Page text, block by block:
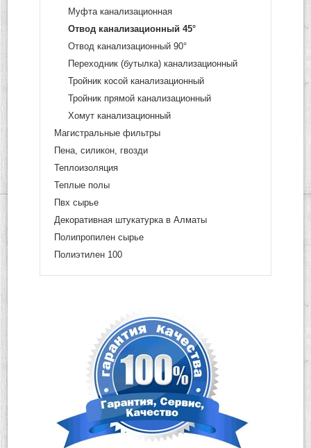
Муфта канализационная
Отвод канализационный 45°
Отвод канализационный 90°
Переходник (бутылка) канализационный
Тройник косой канализационный
Тройник прямой канализационный
Хомут канализационный
Магистральные фильтры
Пена, силикон, гвозди
Теплоизоляция
Теплые полы
Пвх сырье
Декоративная штукатурка в Алматы
Полипропилен сырье
Полиэтилен 100